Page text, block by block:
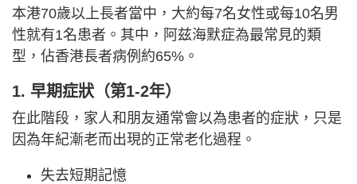
本港70歲以上長者當中，大約每7名女性或每10名男
性就有1名患者。其中，阿兹海默症為最常見的類
型，佔香港長者病例約65%。
1. 早期症狀（第1-2年）
在此階段，家人和朋友通常會以為患者的症狀，只是
因為年紀漸老而出現的正常老化過程。
失去短期記憶